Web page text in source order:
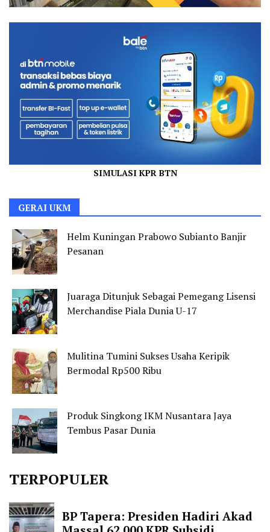
SIMULASI KPR BTN
GERAI UKM
Helm Kuningan Prabowo Subianto Banjir
Pesanan
Juaraga Ditunjuk Sebagai Pemegang Lisensi
Merchandise Piala Dunia U-17
Mulitina Tumini Sukses Usaha Keripik
Bermodal Rp500 Ribu
Produk Singkong IKM Nusantara Jaya
Tembus Pasar Dunia
TERPOPULER